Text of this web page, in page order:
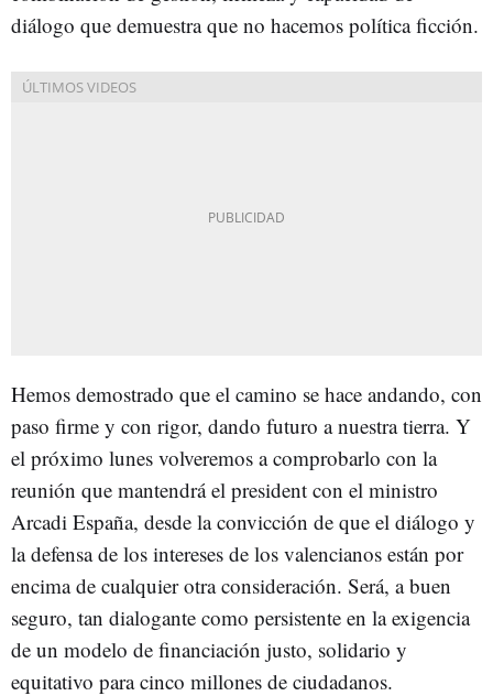
diálogo que demuestra que no hacemos política ficción.
Hemos demostrado que el camino se hace andando, con
paso firme y con rigor, dando futuro a nuestra tierra. Y
el próximo lunes volveremos a comprobarlo con la
reunión que mantendrá el president con el ministro
Arcadi España, desde la convicción de que el diálogo y
la defensa de los intereses de los valencianos están por
encima de cualquier otra consideración. Será, a buen
seguro, tan dialogante como persistente en la exigencia
de un modelo de financiación justo, solidario y
equitativo para cinco millones de ciudadanos.